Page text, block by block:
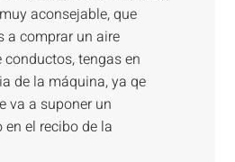
aconsejable, que
a comprar un aire
tengas en
de la máquina, ya qe
va a suponer un
el recibo de la